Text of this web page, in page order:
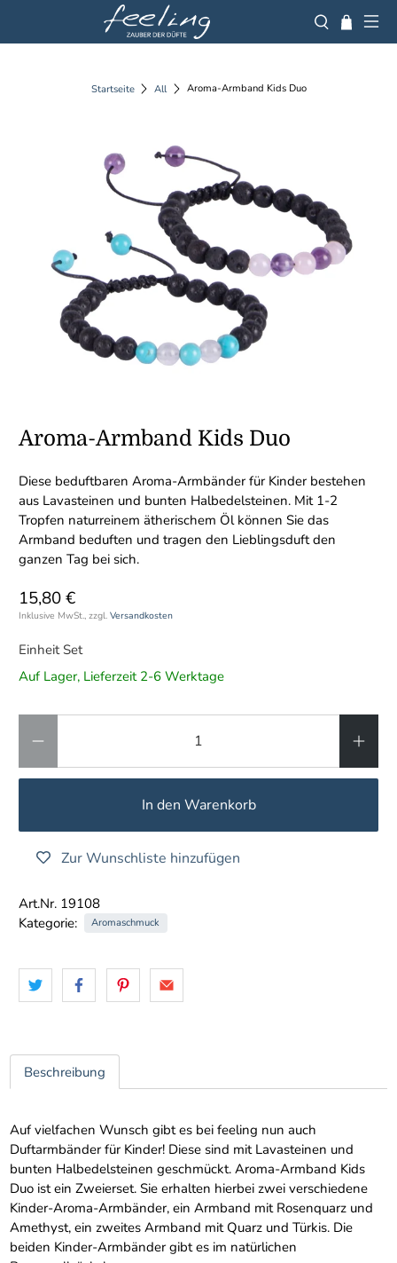
Startseite All Aroma-Armband Kids Duo
Aroma-Armband Kids Duo
Diese beduftbaren Aroma-Armbänder für Kinder bestehen
aus Lavasteinen und bunten Halbedelsteinen. Mit 1-2
Tropfen naturreinem ätherischem Öl können Sie das
Armband beduften und tragen den Lieblingsduft den
ganzen Tag bei sich.
15,80 €
Inklusive MwSt., zzgl.Versandkosten
Einheit Set
Auf Lager, Lieferzeit 2-6 Werktage
In den Warenkorb
Zur Wunschliste hinzufügen
Art.Nr. 19108
Kategorie:
Aromaschmuck
Beschreibung
Auf vielfachen Wunsch gibt es bei feeling nun auch
Duftarmbänder für Kinder! Diese sind mit Lavasteinen und
bunten Halbedelsteinen geschmückt. Aroma-Armband Kids
Duo ist ein Zweierset. Sie erhalten hierbei zwei verschiedene
Kinder-Aroma-Armbänder, ein Armband mit Rosenquarz und
Amethyst, ein zweites Armband mit Quarz und Türkis. Die
beiden Kinder-Armbänder gibt es im natürlichen